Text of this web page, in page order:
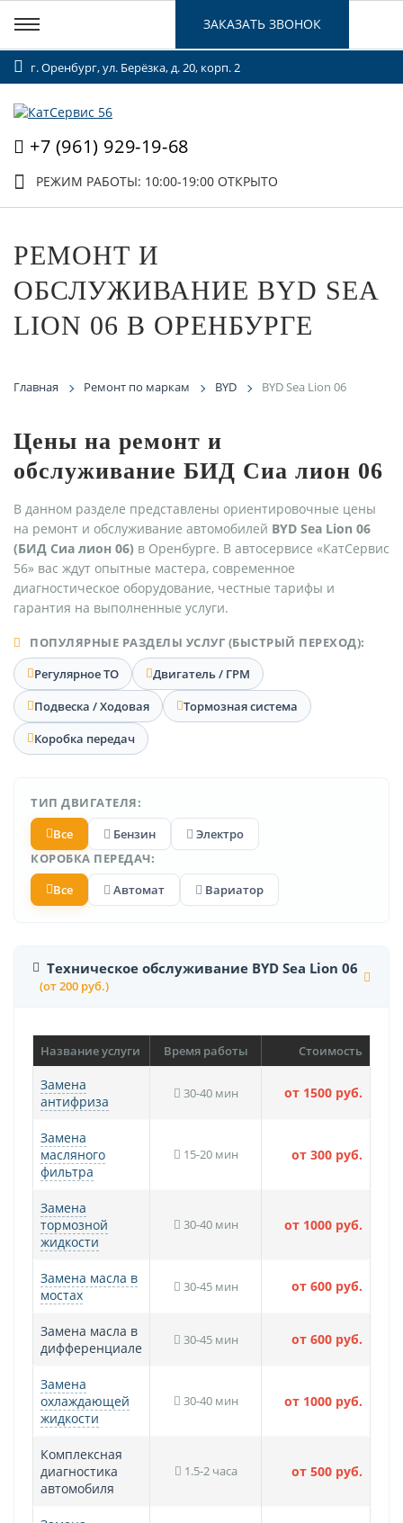
г. Оренбург, ул. Берёзка, д. 20, корп. 2
+7 (961) 929-19-68
РЕЖИМ РАБОТЫ: 10:00-19:00 ОТКРЫТО
ЗАКАЗАТЬ ЗВОНОК
РЕМОНТ И
ОБСЛУЖИВАНИЕ BYD SEA
LION 06 В ОРЕНБУРГЕ
Главная Ремонт по маркам BYD BYD Sea Lion 06
Цены на ремонт и
обслуживание БИД Сиа лион 06
В данном разделе представлены ориентировочные цены
на ремонт и обслуживание автомобилей BYD Sea Lion 06
(БИД Сиа лион 06) в Оренбурге. В автосервисе «КатСервис
56» вас ждут опытные мастера, современное
диагностическое оборудование, честные тарифы и
гарантия на выполненные услуги.
ПОПУЛЯРНЫЕ РАЗДЕЛЫ УСЛУГ (БЫСТРЫЙ ПЕРЕХОД):
Регулярное ТО
Двигатель / ГРМ
Подвеска / Ходовая
Тормозная система
Коробка передач
ТИП ДВИГАТЕЛЯ:
Все
Бензин
Электро
КОРОБКА ПЕРЕДАЧ:
Все
Автомат Вариатор
Техническое обслуживание BYD Sea Lion 06
(от 200 руб.)
Название услуги Время работы Стоимость
Замена
антифриза
30-40 мин от 1500 руб.
Замена
масляного
фильтра
15-20 мин от 300 руб.
Замена
тормозной
жидкости
30-40 мин от 1000 руб.
Замена масла в
мостах
30-45 мин от 600 руб.
Замена масла в
дифференциале
30-45 мин от 600 руб.
Замена
охлаждающей
жидкости
30-40 мин от 1000 руб.
Комплексная
диагностика
автомобиля
1.5-2 часа от 500 руб.